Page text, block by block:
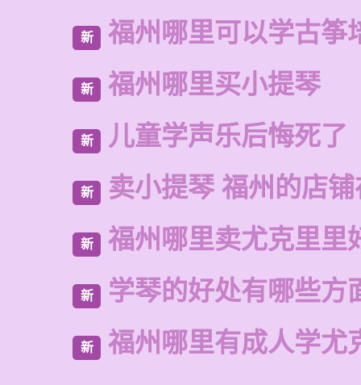
新 福州哪里可以学古筝
新 福州哪里买小提琴
新 儿童学声乐后悔死了
新 卖小提琴 福州的店
新 福州哪里卖尤克里里
新 学琴的好处有哪些方
新 福州哪里有成人学尤